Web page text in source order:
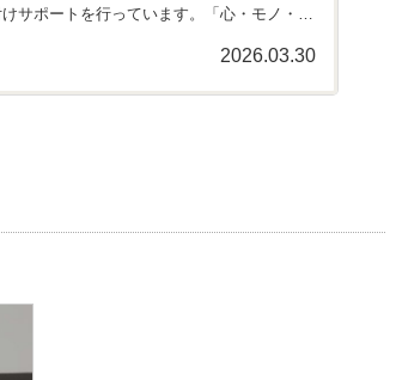
サポートを行っています。「心・モノ・お
2026.03.30